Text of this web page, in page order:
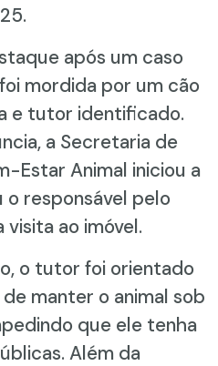
após um caso
mordida por um cão
e tutor identificado.
a Secretaria de
Estar Animal iniciou a
responsável pelo
visita ao imóvel.
o tutor foi orientado
manter o animal sob
que ele tenha
Além da